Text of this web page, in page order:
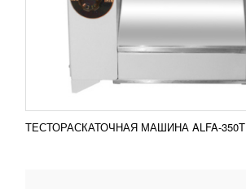
ТЕСТОРАСКАТОЧНАЯ МАШИНА ALFA-350T